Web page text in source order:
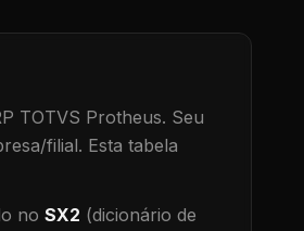
TOTVS Protheus. Seu
filial. Esta tabela
no SX2 (dicionário de